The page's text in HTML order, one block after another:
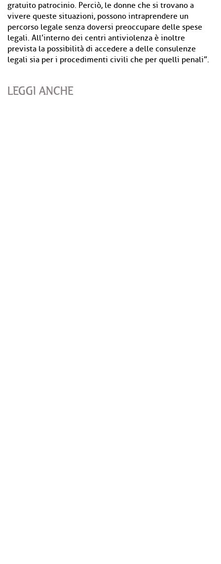
gratuito patrocinio. Perciò, le donne che si trovano a
vivere queste situazioni, possono intraprendere un
percorso legale senza doversi preoccupare delle spese
legali. All’interno dei centri antiviolenza è inoltre
prevista la possibilità di accedere a delle consulenze
legali sia per i procedimenti civili che per quelli penali”.
LEGGI ANCHE